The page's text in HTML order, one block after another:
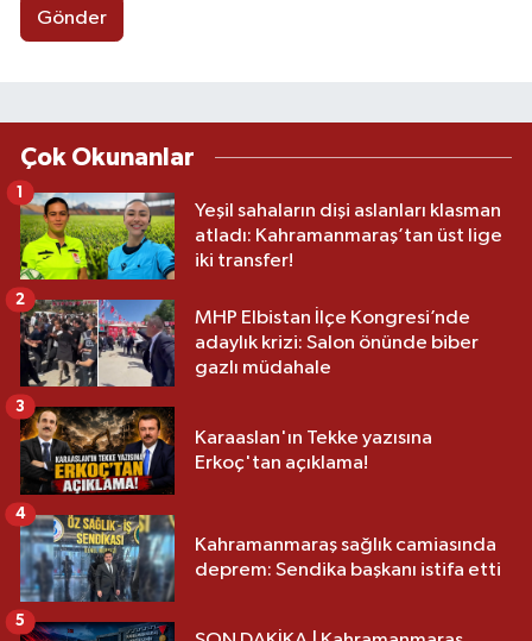
Gönder
Çok Okunanlar
Yeşil sahaların dişi aslanları klasman
atladı: Kahramanmaraş’tan üst lige
iki transfer!
1
MHP Elbistan İlçe Kongresi’nde
adaylık krizi: Salon önünde biber
gazlı müdahale
2
Karaaslan'ın Tekke yazısına
Erkoç'tan açıklama!
3
Kahramanmaraş sağlık camiasında
deprem: Sendika başkanı istifa etti
4
5